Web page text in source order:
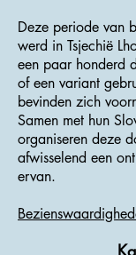
Deze periode van
werd in Tsjechië
een paar honderd
of een variant
bevinden zich
Samen met hun
organiseren deze
afwisselend een
ervan.